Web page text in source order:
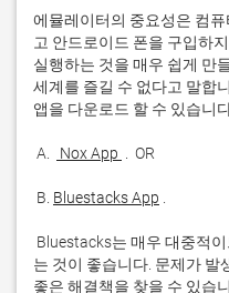
에뮬레이터의 중요성은 컴
고 안드로이드 폰을 구입하
실행하는 것을 매우 쉽게 만
세계를 즐길 수 없다고 말합
A. Nox App
B. Bluestacks App
는 것이 좋습니다. 문제가 발
좋은 해결책을 찾을 수 있습